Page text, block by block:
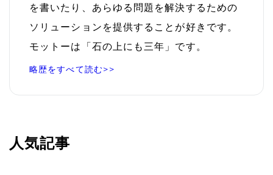
を書いたり、あらゆる問題を解決するための
ソリューションを提供することが好きです。
モットーは「石の上にも三年」です。
略歴をすべて読む>>
人気記事